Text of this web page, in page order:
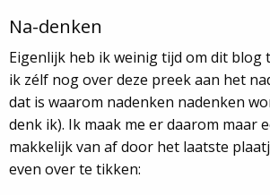
Na-denken
Eigenlijk heb ik weinig tijd om dit blog
ik zélf nog over deze preek aan het
dat is waarom nadenken nadenken
denk ik). Ik maak me er daarom maar
makkelijk van af door het laatste
even over te tikken: